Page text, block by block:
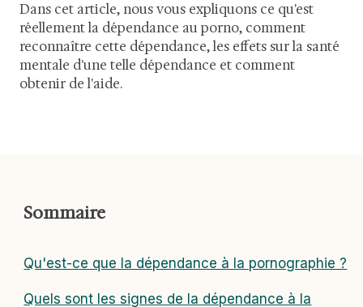
Dans cet article, nous vous expliquons ce qu'est
réellement la dépendance au porno, comment
reconnaître cette dépendance, les effets sur la santé
mentale d'une telle dépendance et comment
obtenir de l'aide.
Sommaire
Qu'est-ce que la dépendance à la pornographie ?
Quels sont les signes de la dépendance à la